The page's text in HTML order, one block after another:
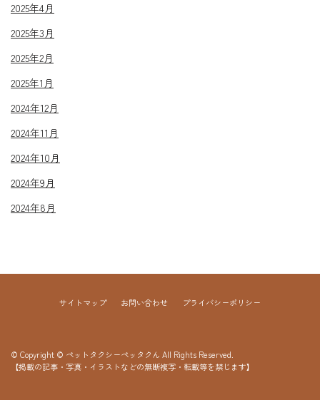
2025年4月
2025年3月
2025年2月
2025年1月
2024年12月
2024年11月
2024年10月
2024年9月
2024年8月
サイトマップ お問い合わせ プライバシーポリシー
© Copyright © ペットタクシーペッタクん All Rights Reserved.
【掲載の記事・写真・イラストなどの無断複写・転載等を禁じます】